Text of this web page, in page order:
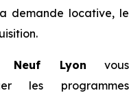
demande locative, le
Neuf Lyon vous
les programmes